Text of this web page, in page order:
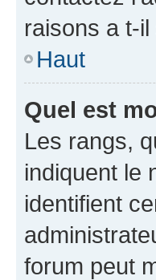
raisons a t-
Haut
Quel est
Les rangs,
indiquent le
identifient
forum peut